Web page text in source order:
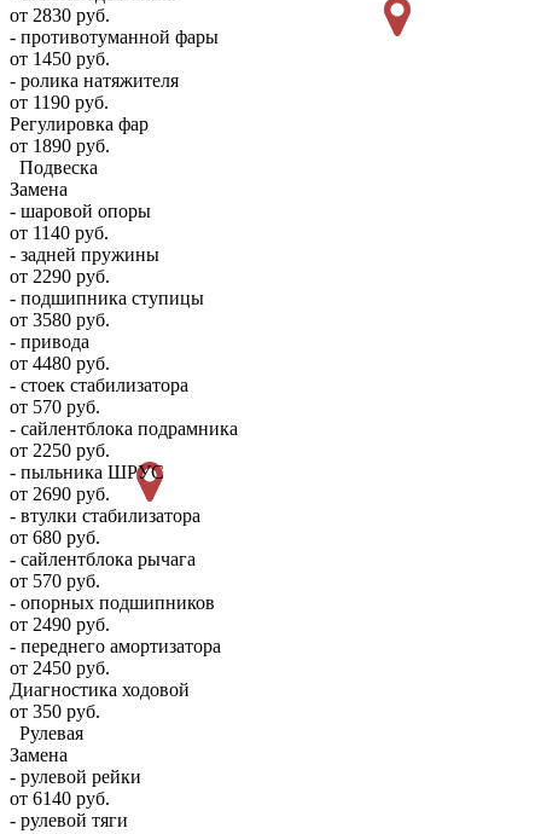
от 2830 руб.
- противотуманной фары
от 1450 руб.
- ролика натяжителя
от 1190 руб.
Регулировка фар
от 1890 руб.
Подвеска
Замена
- шаровой опоры
от 1140 руб.
- задней пружины
от 2290 руб.
- подшипника ступицы
от 3580 руб.
- привода
от 4480 руб.
- стоек стабилизатора
от 570 руб.
- сайлентблока подрамника
от 2250 руб.
- пыльника ШРУС
от 2690 руб.
- втулки стабилизатора
от 680 руб.
- сайлентблока рычага
от 570 руб.
- опорных подшипников
от 2490 руб.
- переднего амортизатора
от 2450 руб.
Диагностика ходовой
от 350 руб.
Рулевая
Замена
- рулевой рейки
от 6140 руб.
- рулевой тяги